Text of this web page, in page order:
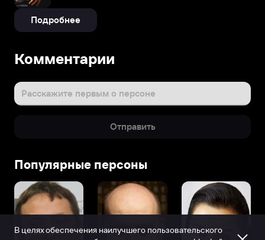
Подробнее
Комментарии
Расскажите первым о персоне
Отправить
Популярные персоны
В целях обеспечения наилучшего пользовательского